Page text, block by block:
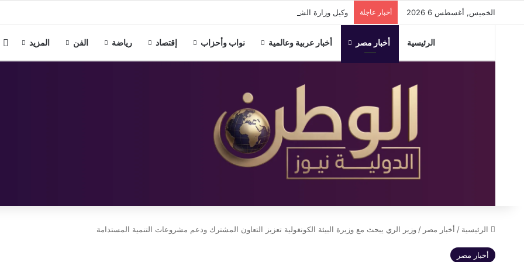
الخميس, أغسطس 6 2026 أخبار عاجلة وكيل وزارة الشباب والرياضة بالإسكندرية تبحث سبل دعم استقرار النادي الأوليمبي
الرئيسية أخبار مصر أخبار عربية وعالمية نواب وأحزاب إقتصاد رياضة الفن المزيد
الرئيسية / أخبار مصر / وزير الري يبحث مع وزيرة البيئة الكونغولية تعزيز التعاون المشترك ودعم مشروعات التنمية المستدامة
أخبار مصر